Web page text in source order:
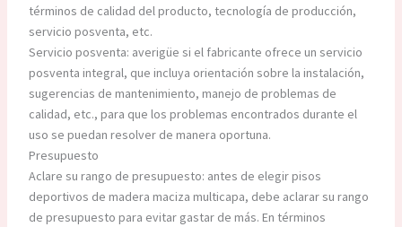
términos de calidad del producto, tecnología de producción,
servicio posventa, etc.
Servicio posventa: averigüe si el fabricante ofrece un servicio
posventa integral, que incluya orientación sobre la instalación,
sugerencias de mantenimiento, manejo de problemas de
calidad, etc., para que los problemas encontrados durante el
uso se puedan resolver de manera oportuna.
Presupuesto
Aclare su rango de presupuesto: antes de elegir pisos
deportivos de madera maciza multicapa, debe aclarar su rango
de presupuesto para evitar gastar de más. En términos